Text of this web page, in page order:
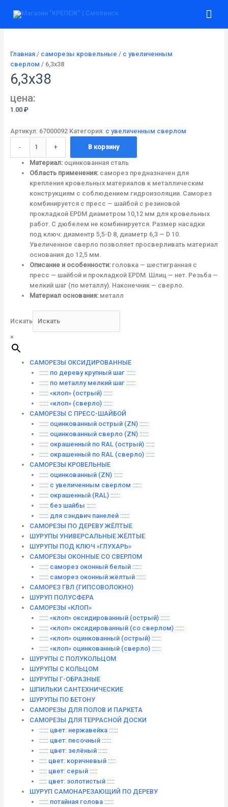
Главная/ саморезы кровельные / с увеличенным
сверлом / 6,3х38
6,3х38
цена:
1.00 ₽
Артикул: 67000092 Категория: с увеличенным сверлом
-
товара
+ В корзину
Материал: оцинкованная сталь
Область применения: саморез предназначен для
крепления кровельных материалов к металлическим
конструкциям с соблюдением гидроизоляции. Саморез
комбинируется с пресс — шайбой с резиновой
прокладкой EPDM диаметром 10,12 мм для кровельных
работ. С дюбелем не комбинируется. Размер насадки
под ключ: диаментр 5,5-D 8, диаметр 6,3 — D 10.
Увеличенное сверло позволяет просверливать материал
основания до 12,5 мм.
Описание и особенности: головка — шестигранная с
пресс — шайбой и прокладкой EPDM. Шлиц — нет. Резьба —
мелкий шаг (по металлу). Наконечник — сверло.
Материал основания: металл
Искать
×
САМОРЕЗЫ ОКСИДИРОВАННЫЕ
:::::: по дереву крупный шаг ::::::
:::::: по металлу мелкий шаг ::::::
:::::: «клоп» (острый) ::::::
:::::: «клоп» (сверло) ::::::
САМОРЕЗЫ С ПРЕСС-ШАЙБОЙ
:::::: оцинкованный острый (ZN) ::::::
:::::: оцинкованный сверло (ZN) ::::::
:::::: окрашенный по RAL (острый) ::::::
:::::: окрашенный по RAL (сверло) ::::::
САМОРЕЗЫ КРОВЕЛЬНЫЕ
:::::: оцинкованный (ZN) ::::::
:::::: с увеличенным сверлом ::::::
:::::: окрашенный (RAL) ::::::
:::::: без шайбы ::::::
:::::: для сэндвич панелей ::::::
САМОРЕЗЫ ПО ДЕРЕВУ ЖЁЛТЫЕ
ШУРУПЫ УНИВЕРСАЛЬНЫЕ ЖЁЛТЫЕ
ШУРУПЫ ПОД КЛЮЧ «ГЛУХАРЬ»
САМОРЕЗЫ ОКОННЫЕ СО СВЕРЛОМ
:::::: саморез оконный белый ::::::
:::::: саморез оконный жёлтый ::::::
САМОРЕЗ ГВЛ (ГИПСОВОЛОКНО)
ШУРУП ПОЛУСФЕРА
САМОРЕЗЫ «КЛОП»
:::::: «клоп» оксидированный (острый) ::::::
:::::: «клоп» оксидированный (со сверлом) ::::::
:::::: «клоп» оцинкованный (острый) ::::::
:::::: «клоп» оцинкованный (сверло) ::::::
ШУРУПЫ С ПОЛУКОЛЬЦОМ
ШУРУПЫ С КОЛЬЦОМ
ШУРУПЫ Г-ОБРАЗНЫЕ
ШПИЛЬКИ САНТЕХНИЧЕСКИЕ
ШУРУПЫ ПО БЕТОНУ
САМОРЕЗЫ ДЛЯ ПОЛОВ И ПАРКЕТА
САМОРЕЗЫ ДЛЯ ТЕРРАСНОЙ ДОСКИ
:::::: цвет: нержавейка ::::::
:::::: цвет: песочный ::::::
:::::: цвет: зелёный ::::::
::::: цвет: коричневый :::::
::::: цвет: серый :::::
::::: цвет: золотистый :::::
ШУРУП САМОНАРЕЗАЮЩИЙ ПО ДЕРЕВУ
:::::: потайная голова ::::::